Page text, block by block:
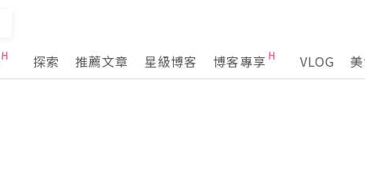
探索 推薦文章 星級博客 博客專享 VLOG